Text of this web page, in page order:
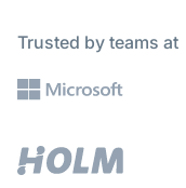
Trusted by teams at